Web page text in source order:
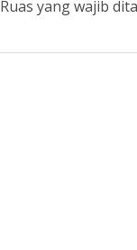
Ruas yang wajib